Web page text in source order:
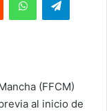
(FFCM)
al inicio de